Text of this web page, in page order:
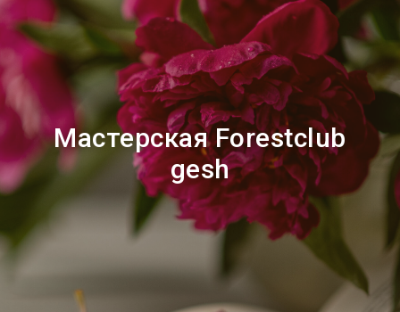
Мастерская Forestclub
gesh